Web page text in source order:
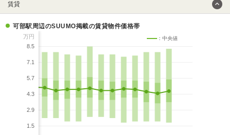
賃貸
可部駅周辺のSUUMO掲載の賃貸物件価格帯
万円
8.5
7.1
5.7
4.3
2.9
1.5
：中央値